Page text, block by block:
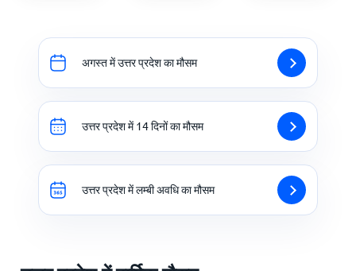
अगस्त में उत्तर प्रदेश का मौसम
उत्तर प्रदेश में 14 दिनों का मौसम
उत्तर प्रदेश में लम्बी अवधि का मौसम